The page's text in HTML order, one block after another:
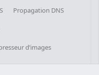
Propagation DNS
d’images